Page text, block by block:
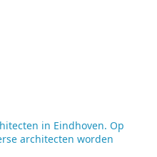
in Eindhoven. Op
architecten worden